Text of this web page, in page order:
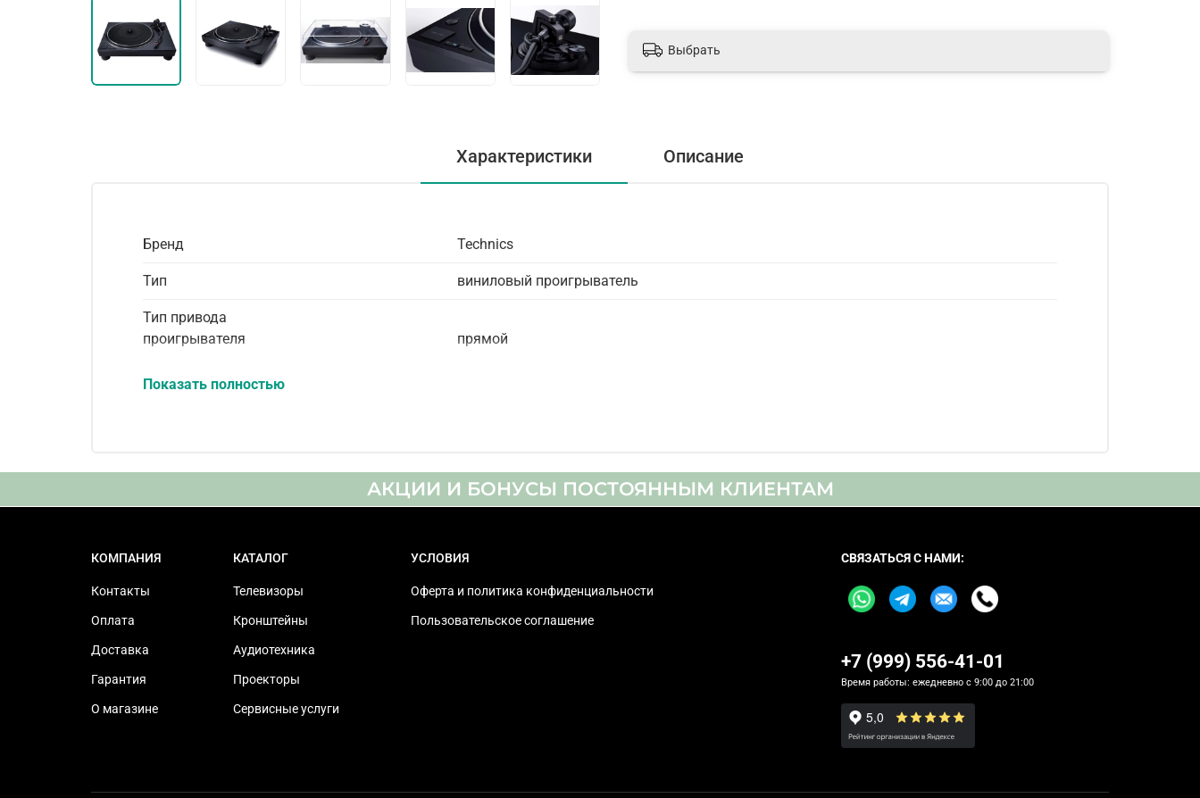
Выбрать
Характеристики Описание
Бренд Technics
Тип виниловый проигрыватель
Тип привода
проигрывателя
прямой
Скорость вращения
встроенный
информация
1 двигатель, тонарм, Выходы RCA (Phono/Line)
Размер (ШxВxГ)
Масса
Показать полностью
АКЦИИ И БОНУСЫ ПОСТОЯННЫМ КЛИЕНТАМ
КОМПАНИЯ
Контакты
Оплата
Доставка
Гарантия
О магазине
КАТАЛОГ
Телевизоры
Кронштейны
Аудиотехника
Проекторы
Сервисные услуги
УСЛОВИЯ
Оферта и политика конфиденциальности
Пользовательское соглашение
СВЯЗАТЬСЯ С НАМИ:
+7 (999) 556-41-01
Время работы: ежедневно с 9:00 до 21:00